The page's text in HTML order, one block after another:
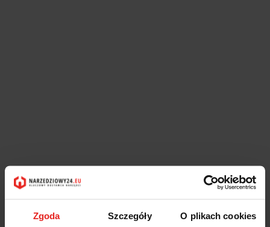
Zgoda Szczegóły O plikach cookies